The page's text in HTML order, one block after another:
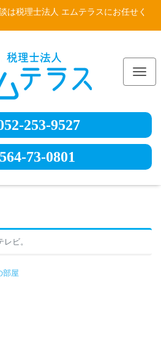
は税理士法人 エムテラスにお任せく
253-9527
73-0801
レビ。
部屋